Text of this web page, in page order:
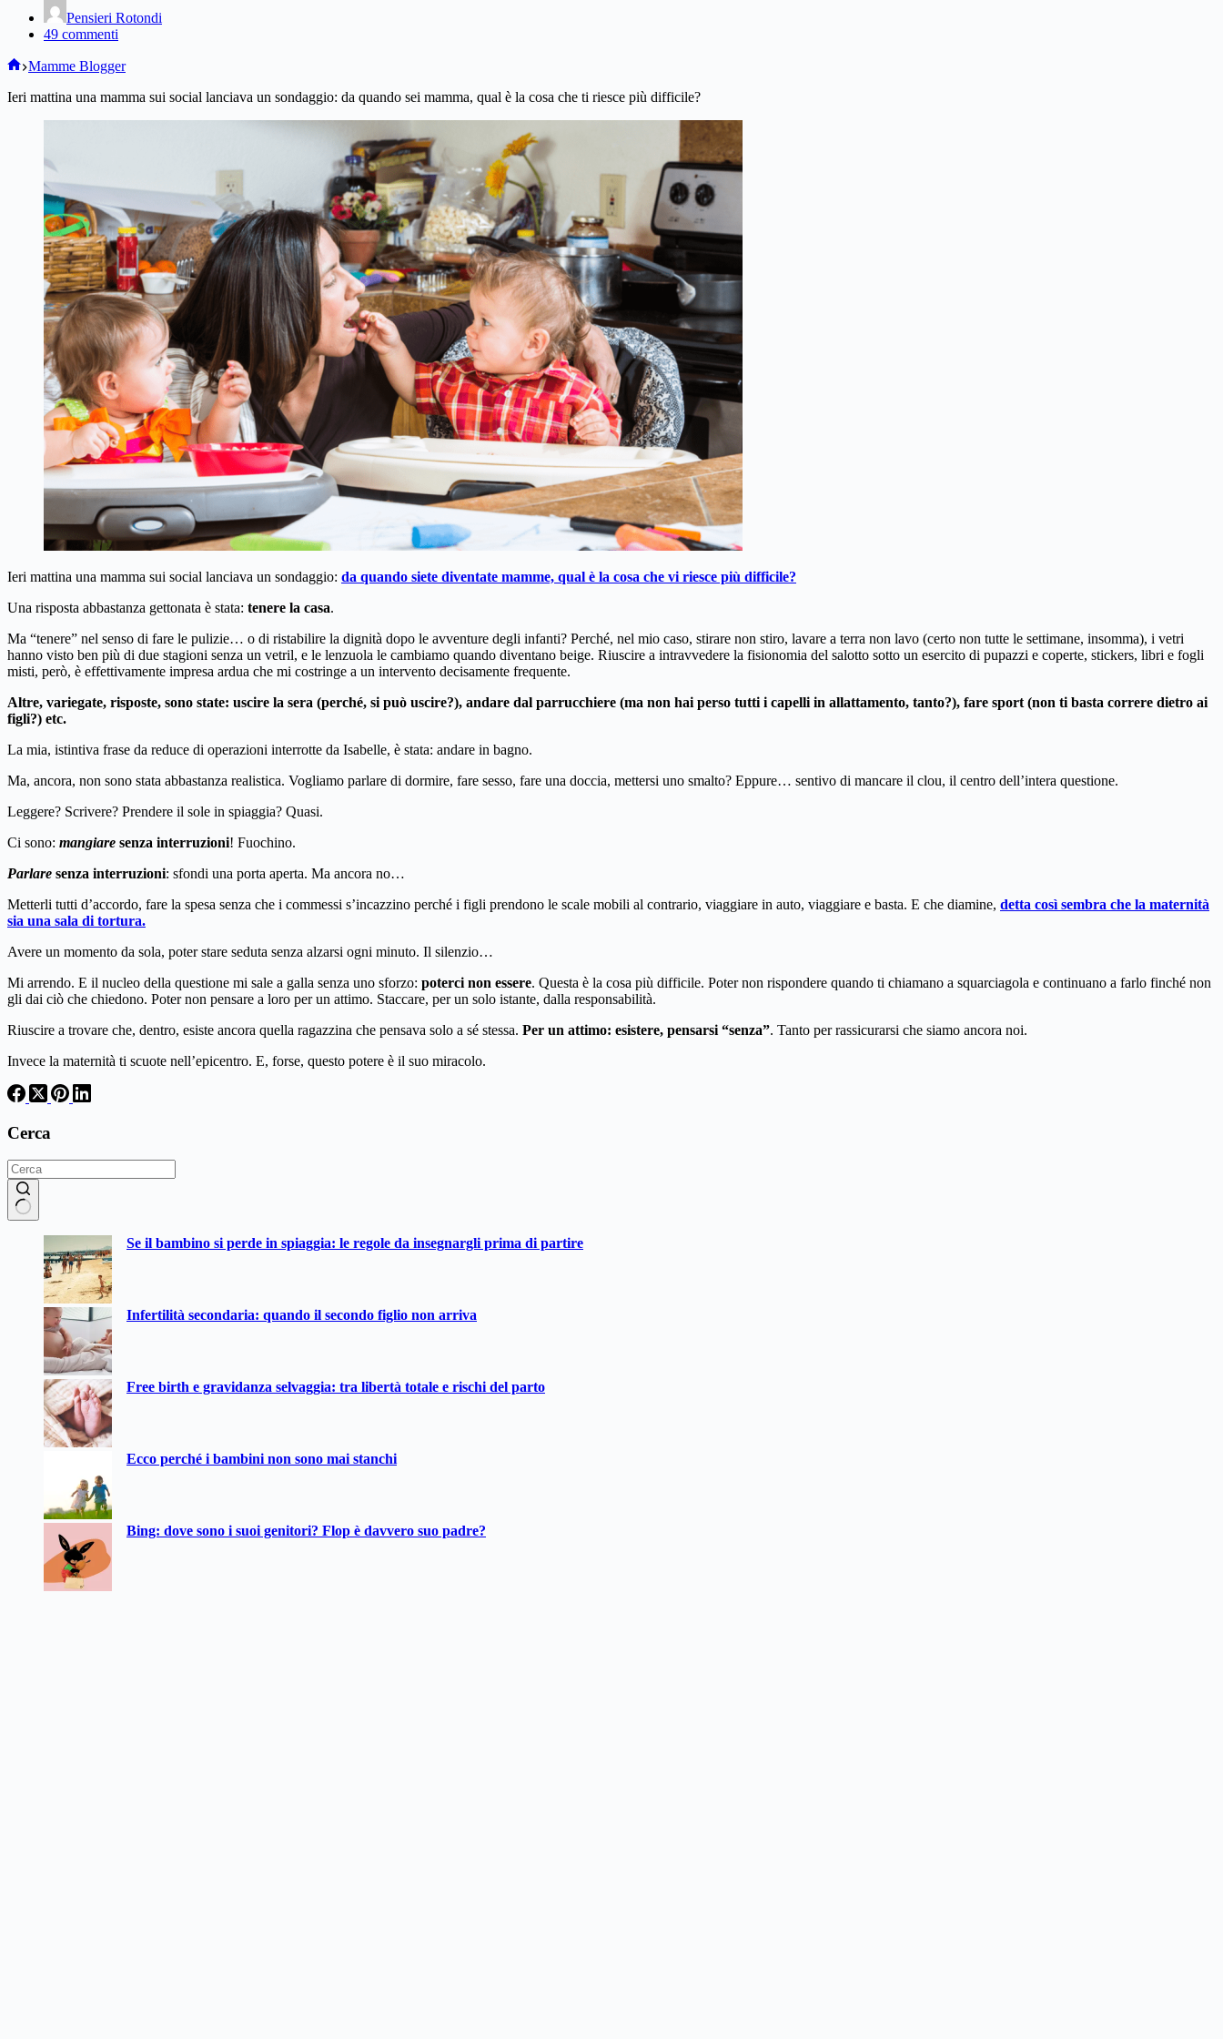
Pensieri Rotondi
49 commenti
Home
Mamme Blogger
Ieri mattina una mamma sui social lanciava un sondaggio: da quando sei mamma, qual è la cosa che ti riesce più difficile?
Ieri mattina una mamma sui social lanciava un sondaggio: da quando siete diventate mamme, qual è la cosa che vi riesce più difficile?
Una risposta abbastanza gettonata è stata: tenere la casa.
Ma “tenere” nel senso di fare le pulizie… o di ristabilire la dignità dopo le avventure degli infanti? Perché, nel mio caso, stirare non stiro, lavare a terra non lavo (certo non tutte le settimane, insomma), i vetri
hanno visto ben più di due stagioni senza un vetril, e le lenzuola le cambiamo quando diventano beige. Riuscire a intravvedere la fisionomia del salotto sotto un esercito di pupazzi e coperte, stickers, libri e fogli
misti, però, è effettivamente impresa ardua che mi costringe a un intervento decisamente frequente.
Altre, variegate, risposte, sono state: uscire la sera (perché, si può uscire?), andare dal parrucchiere (ma non hai perso tutti i capelli in allattamento, tanto?), fare sport (non ti basta correre dietro ai
figli?) etc.
La mia, istintiva frase da reduce di operazioni interrotte da Isabelle, è stata: andare in bagno.
Ma, ancora, non sono stata abbastanza realistica. Vogliamo parlare di dormire, fare sesso, fare una doccia, mettersi uno smalto? Eppure… sentivo di mancare il clou, il centro dell’intera questione.
Leggere? Scrivere? Prendere il sole in spiaggia? Quasi.
Ci sono: mangiare senza interruzioni! Fuochino.
Parlare senza interruzioni: sfondi una porta aperta. Ma ancora no…
Metterli tutti d’accordo, fare la spesa senza che i commessi s’incazzino perché i figli prendono le scale mobili al contrario, viaggiare in auto, viaggiare e basta. E che diamine, detta così sembra che la maternità
sia una sala di tortura.
Avere un momento da sola, poter stare seduta senza alzarsi ogni minuto. Il silenzio…
Mi arrendo. E il nucleo della questione mi sale a galla senza uno sforzo: poterci non essere. Questa è la cosa più difficile. Poter non rispondere quando ti chiamano a squarciagola e continuano a farlo finché non
gli dai ciò che chiedono. Poter non pensare a loro per un attimo. Staccare, per un solo istante, dalla responsabilità.
Riuscire a trovare che, dentro, esiste ancora quella ragazzina che pensava solo a sé stessa. Per un attimo: esistere, pensarsi “senza”. Tanto per rassicurarsi che siamo ancora noi.
Invece la maternità ti scuote nell’epicentro. E, forse, questo potere è il suo miracolo.
Cerca
Se il bambino si perde in spiaggia: le regole da insegnargli prima di partire
Infertilità secondaria: quando il secondo figlio non arriva
Free birth e gravidanza selvaggia: tra libertà totale e rischi del parto
Ecco perché i bambini non sono mai stanchi
Bing: dove sono i suoi genitori? Flop è davvero suo padre?